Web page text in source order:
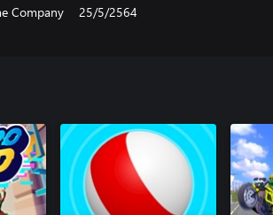
time does not matter, train as much as you
4 players) and battle them on the way to
the highest score.
or avoid being infected - last car
collect 5 points to win the race.
the crown - don’t let others take it over -
Company 25/5/2564